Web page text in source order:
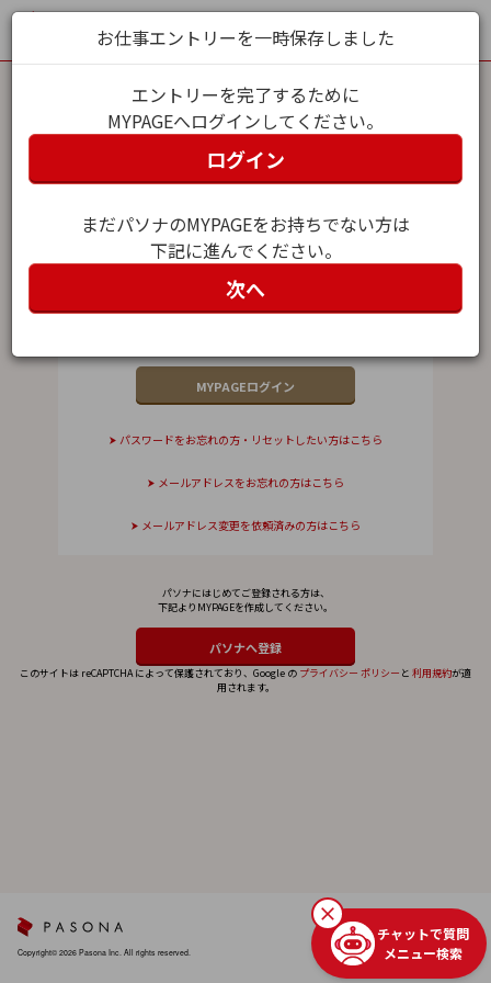
MYPAGEログイン
パスワード
パスワードをお忘れの方・リセットしたい方はこちら
メールアドレスをお忘れの方はこちら
メールアドレス変更を依頼済みの方はこちら
パソナにはじめてご登録される方は、
下記よりMYPAGEを作成してください。
このサイトは reCAPTCHA によって保護されており、Google の プライバシー ポリシー と 利用規約が適
用されます。
お仕事エントリーを一時保存しました
エントリーを完了するために
MYPAGEへログインしてください。
ログイン
まだパソナのMYPAGEをお持ちでない方は
下記に進んでください。
次へ
Copyright© 2026 Pasona Inc. All rights reserved.
チャットで質問
メニュー検索